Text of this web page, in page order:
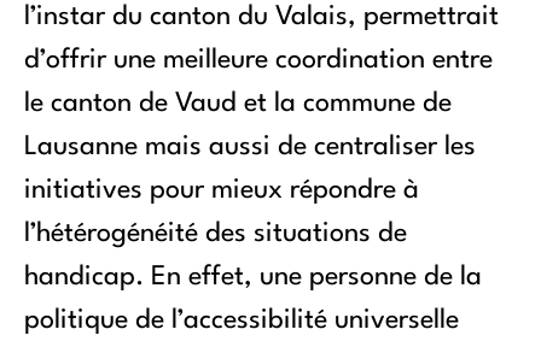
l’instar du canton du Valais, permettrait
d’offrir une meilleure coordination entre
le canton de Vaud et la commune de
Lausanne mais aussi de centraliser les
initiatives pour mieux répondre à
l’hétérogénéité des situations de
handicap. En effet, une personne de la
politique de l’accessibilité universelle